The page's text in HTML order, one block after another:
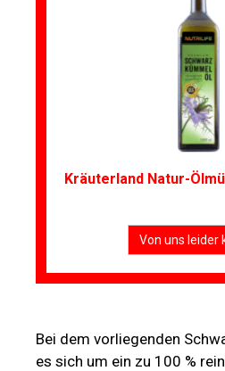
Kräuterland Natur-
Von uns leider
Bei dem vorliegenden
es sich um ein zu 100 %